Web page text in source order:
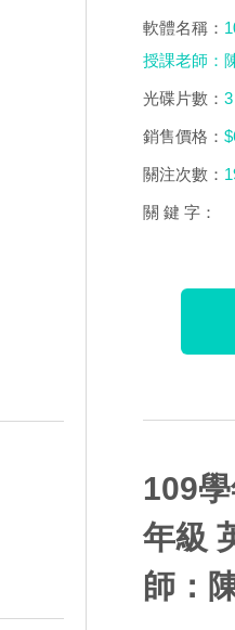
軟體名稱：
授課老師：
光碟片數： 3
銷售價格：
關注次數：
關 鍵 字：
109
年級
師：